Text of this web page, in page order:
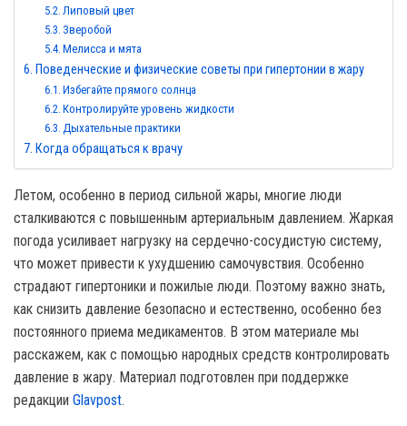
Липовый цвет
Зверобой
Мелисса и мята
Поведенческие и физические советы при гипертонии в жару
Избегайте прямого солнца
Контролируйте уровень жидкости
Дыхательные практики
Когда обращаться к врачу
Летом, особенно в период сильной жары, многие люди
сталкиваются с повышенным артериальным давлением. Жаркая
погода усиливает нагрузку на сердечно-сосудистую систему,
что может привести к ухудшению самочувствия. Особенно
страдают гипертоники и пожилые люди. Поэтому важно знать,
как снизить давление безопасно и естественно, особенно без
постоянного приема медикаментов. В этом материале мы
расскажем, как с помощью народных средств контролировать
давление в жару. Материал подготовлен при поддержке
редакции Glavpost.